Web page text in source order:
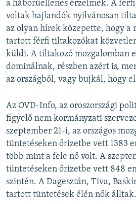
a háborúellenes érzelmek. A
voltak hajlandók nyilvánosan
az olyan hírek közepette, hogy a
tartott férfi tiltakozókat
küldi. A tiltakozó mozgalomban
dominálnak, részben azért is,
az országból, vagy bujkál, hogy
Az OVD-Info, az oroszországi
figyelő nem kormányzati
szeptember 21-i, az országos
tüntetéseken őrizetbe vett 1383
több mint a fele nő volt. A
tüntetéseken őrizetbe vett 848
szintén. A Dagesztán, Tiva,
tartott tüntetések élén nők álltak.